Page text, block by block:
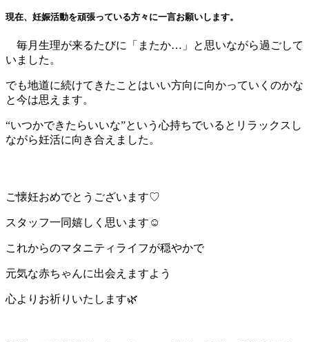
現在、妊娠活動を頑張っている方々に一言お願いします。
毎月生理が来るたびに「またか…」と思いながら過ごして
いました。
でも地道に続けてきたことはいい方向に向かっていくのかな
と今は思えます。
“いつかできたらいいな”という心持ちでいるとリラックスし
ながら妊活に向き合えました。
ご懐妊おめでとうございます♡
スタッフ一同嬉しく思います☺️
これからのマタニティライフが穏やかで
元気な赤ちゃんに出会えますよう
心よりお祈りいたします🌿